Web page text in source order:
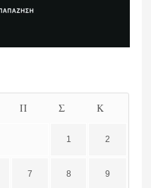
Π Σ Κ
1 2
7 8 9